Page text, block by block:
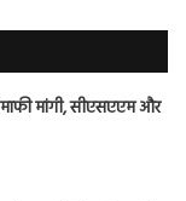
मांगी, सीएसएएम और